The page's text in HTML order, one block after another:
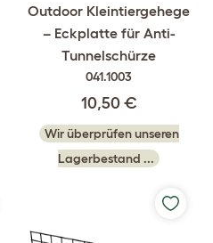
Outdoor Kleintiergehege
– Eckplatte für Anti-
Tunnelschürze
041.1003
10,50 €
Wir überprüfen unseren
Lagerbestand ...